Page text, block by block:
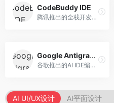
CodeBuddy IDE
腾讯推出的全栈开发AI IDE，整合腾讯云服务。面向开发者，提供代码生成、调试辅助、部署服务等功能，与腾讯云生态深度整合。
Google Antigravity
谷歌推出的AI IDE编程智能体，整合Google Cloud服务。面向谷歌生态开发者，提供智能编程辅助、云服务集成等功能。
AI UI/UX设计 AI平面设计